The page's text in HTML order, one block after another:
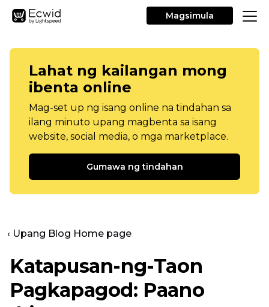
Magsimula
Lahat ng kailangan mong
ibenta online
Mag-set up ng isang online na tindahan sa
ilang minuto upang magbenta sa isang
website, social media, o mga marketplace.
Gumawa ng tindahan
‹ Upang Blog Home page
Katapusan-ng-Taon
Pagkapagod: Paano